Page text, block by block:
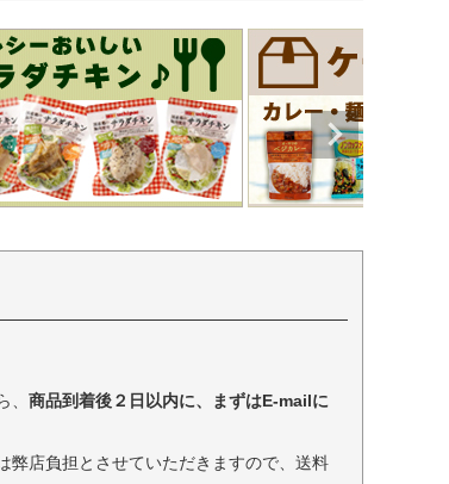
商品到着後２日以内に、まずはE-mailに
弊店負担とさせていただきますので、送料